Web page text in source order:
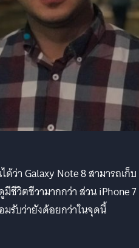
ว่า Galaxy Note 8 สามารถเก็บ
ชีวิตชีวามากกว่า ส่วน iPhone 7
รับว่ายังด้อยกว่าในจุดนี้